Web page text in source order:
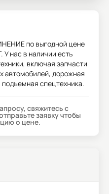
по выгодной цене
У нас в наличии есть
включая запчасти
автомобилей, дорожная
спецтехника.
свяжитесь с
заявку чтобы
о цене.